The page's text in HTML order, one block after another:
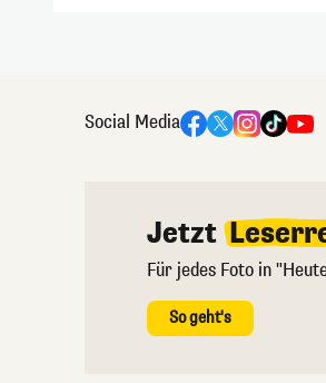
Social Media
Jetzt
Für jedes Foto in
So geht's